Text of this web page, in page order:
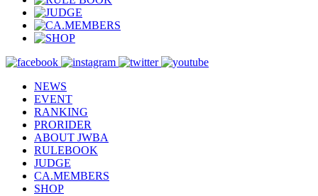
NEWS
EVENT
RANKING
PRORIDER
ABOUT JWBA
RULEBOOK
JUDGE
CA.MEMBERS
SHOP